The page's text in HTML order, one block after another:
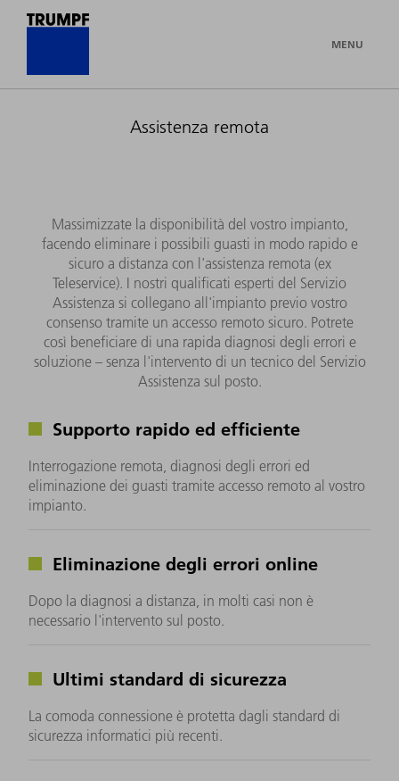
MENU
Assistenza remota
Massimizzate la disponibilità del vostro impianto,
facendo eliminare i possibili guasti in modo rapido e
sicuro a distanza con l'assistenza remota (ex
Teleservice). I nostri qualificati esperti del Servizio
Assistenza si collegano all'impianto previo vostro
consenso tramite un accesso remoto sicuro. Potrete
così beneficiare di una rapida diagnosi degli errori e
soluzione – senza l'intervento di un tecnico del Servizio
Assistenza sul posto.
Supporto rapido ed efficiente
Interrogazione remota, diagnosi degli errori ed
eliminazione dei guasti tramite accesso remoto al vostro
impianto.
Eliminazione degli errori online
Dopo la diagnosi a distanza, in molti casi non è
necessario l'intervento sul posto.
Ultimi standard di sicurezza
La comoda connessione è protetta dagli standard di
sicurezza informatici più recenti.